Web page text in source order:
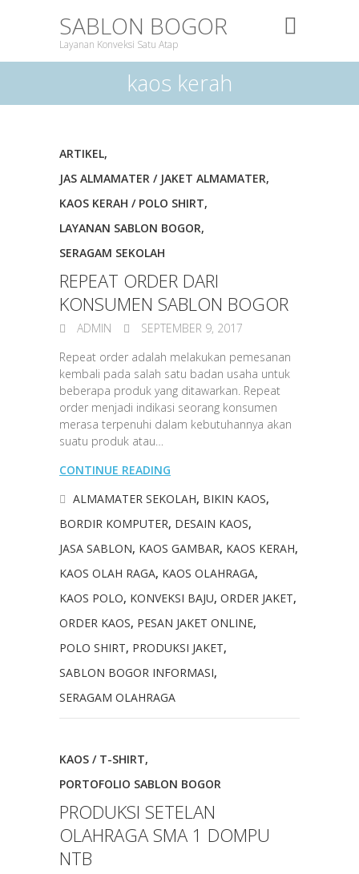
SABLON BOGOR
Layanan Konveksi Satu Atap
kaos kerah
ARTIKEL,
JAS ALMAMATER / JAKET ALMAMATER,
KAOS KERAH / POLO SHIRT,
LAYANAN SABLON BOGOR,
SERAGAM SEKOLAH
REPEAT ORDER DARI
KONSUMEN SABLON BOGOR
ADMIN
SEPTEMBER 9, 2017
Repeat order adalah melakukan pemesanan
kembali pada salah satu badan usaha untuk
beberapa produk yang ditawarkan. Repeat
order menjadi indikasi seorang konsumen
merasa terpenuhi dalam kebutuhannya akan
suatu produk atau…
CONTINUE READING
ALMAMATER SEKOLAH, BIKIN KAOS,
BORDIR KOMPUTER, DESAIN KAOS,
JASA SABLON, KAOS GAMBAR, KAOS KERAH,
KAOS OLAH RAGA, KAOS OLAHRAGA,
KAOS POLO, KONVEKSI BAJU, ORDER JAKET,
ORDER KAOS, PESAN JAKET ONLINE,
POLO SHIRT, PRODUKSI JAKET,
SABLON BOGOR INFORMASI,
SERAGAM OLAHRAGA
KAOS / T-SHIRT,
PORTOFOLIO SABLON BOGOR
PRODUKSI SETELAN
OLAHRAGA SMA 1 DOMPU
NTB